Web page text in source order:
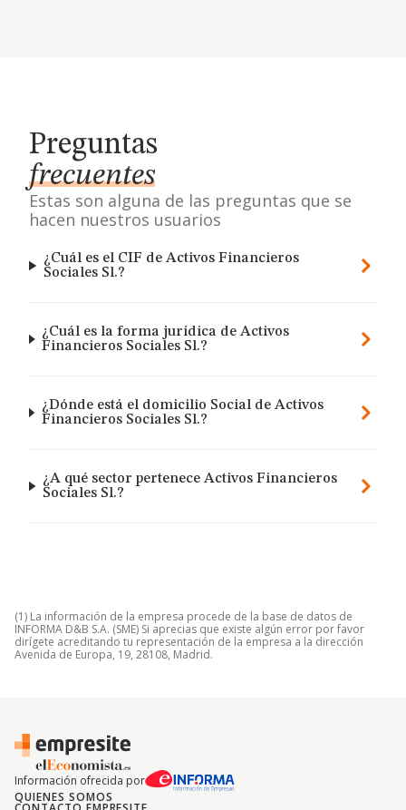
Preguntas
frecuentes
Estas son alguna de las preguntas que se
hacen nuestros usuarios
¿Cuál es el CIF de Activos Financieros
Sociales Sl.?
¿Cuál es la forma jurídica de Activos
Financieros Sociales Sl.?
¿Dónde está el domicilio Social de Activos
Financieros Sociales Sl.?
¿A qué sector pertenece Activos Financieros
Sociales Sl.?
(1) La información de la empresa procede de la base de datos de
INFORMA D&B S.A. (SME) Si aprecias que existe algún error por favor
dirígete acreditando tu representación de la empresa a la dirección
Avenida de Europa, 19, 28108, Madrid.
Información ofrecida por
QUIENES SOMOS